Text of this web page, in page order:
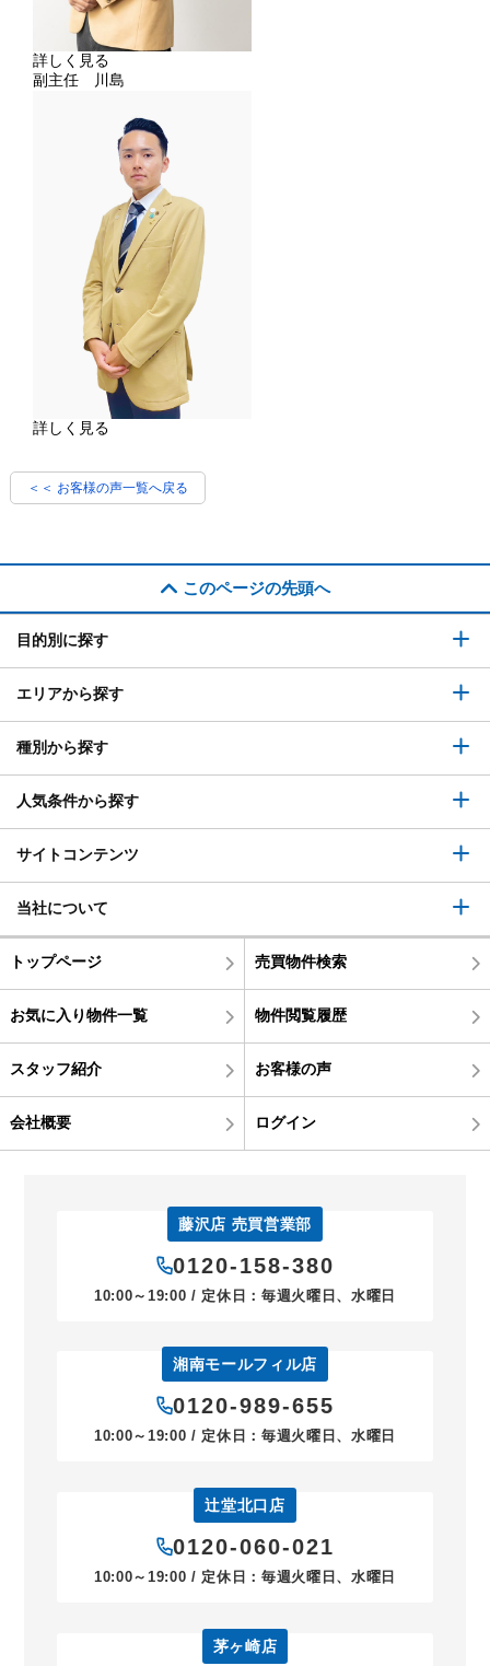
詳しく見る
副主任 川島
詳しく見る
＜＜ お客様の声一覧へ戻る
このページの先頭へ
目的別に探す
エリアから探す
種別から探す
人気条件から探す
サイトコンテンツ
当社について
トップページ 売買物件検索
お気に入り物件一覧 物件閲覧履歴
スタッフ紹介 お客様の声
会社概要 ログイン
藤沢店 売買営業部
0120-158-380
10:00～19:00 / 定休日：毎週火曜日、水曜日
湘南モールフィル店
0120-989-655
10:00～19:00 / 定休日：毎週火曜日、水曜日
辻堂北口店
0120-060-021
10:00～19:00 / 定休日：毎週火曜日、水曜日
茅ヶ崎店